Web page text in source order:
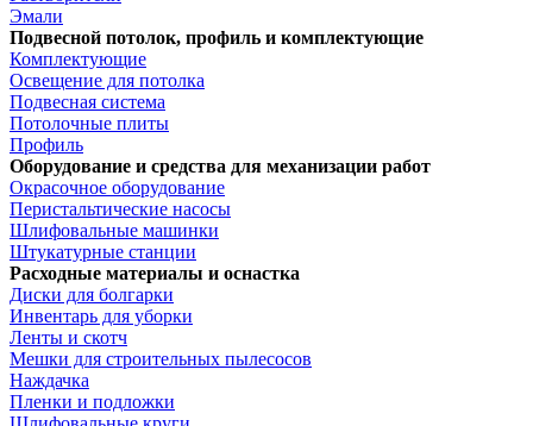
Эмали
Подвесной потолок, профиль и комплектующие
Комплектующие
Освещение для потолка
Подвесная система
Потолочные плиты
Профиль
Оборудование и средства для механизации работ
Окрасочное оборудование
Перистальтические насосы
Шлифовальные машинки
Штукатурные станции
Расходные материалы и оснастка
Диски для болгарки
Инвентарь для уборки
Ленты и скотч
Мешки для строительных пылесосов
Наждачка
Пленки и подложки